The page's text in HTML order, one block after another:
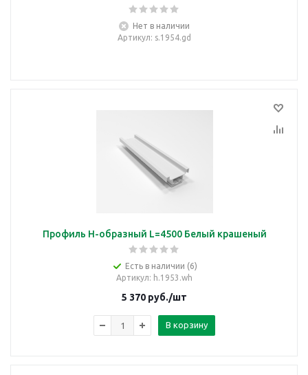
Нет в наличии
Артикул: s.1954.gd
Профиль H-образный L=4500 Белый крашеный
Есть в наличии (6)
Артикул: h.1953.wh
5 370 руб./шт
В корзину